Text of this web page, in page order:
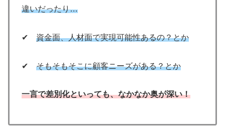
違いだったり…
✔ 資金面、人材面で実現可能性あるの？とか
✔ そもそもそこに顧客ニーズがある？とか
一言で差別化といっても、なかなか奥が深い！